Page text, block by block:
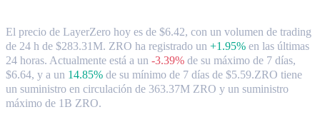
El precio de LayerZero hoy es de $6.42, con un volumen de trading
de 24 h de $283.31M. ZRO ha registrado un +1.95% en las últimas
24 horas. Actualmente está a un -3.39% de su máximo de 7 días,
$6.64, y a un 14.85% de su mínimo de 7 días de $5.59.ZRO tiene
un suministro en circulación de 363.37M ZRO y un suministro
máximo de 1B ZRO.